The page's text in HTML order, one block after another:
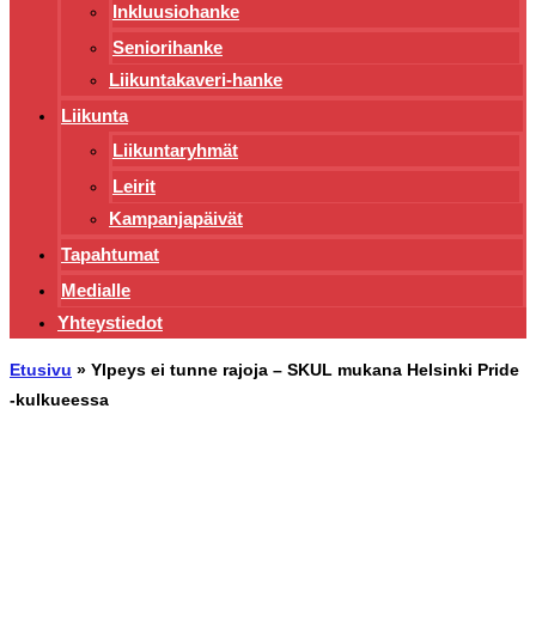
Inkluusiohanke
Seniorihanke
Liikuntakaveri-hanke
Liikunta
Liikuntaryhmät
Leirit
Kampanjapäivät
Tapahtumat
Medialle
Yhteystiedot
Etusivu » Ylpeys ei tunne rajoja – SKUL mukana Helsinki Pride
-kulkueessa